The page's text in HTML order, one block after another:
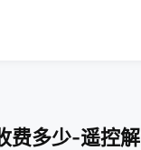
费多少-遥控解